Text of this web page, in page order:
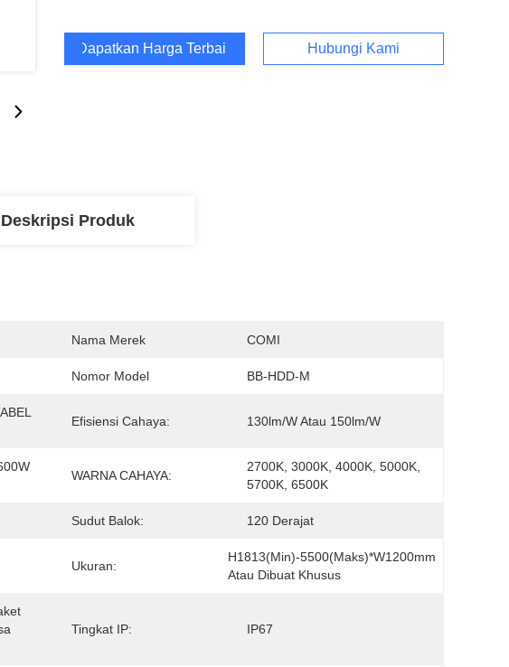
Dapatkan Harga Terbaik Hubungi Kami
Deskripsi Produk
Nama Merek COMI
Nomor Model BB-HDD-M
Efisiensi Cahaya: 130lm/W Atau 150lm/W
WARNA CAHAYA:
2700K, 3000K, 4000K, 5000K,
5700K, 6500K
Sudut Balok: 120 Derajat
Ukuran:
H1813(min)-5500(maks)*W1200mm
Atau Dibuat Khusus
Tingkat IP: IP67